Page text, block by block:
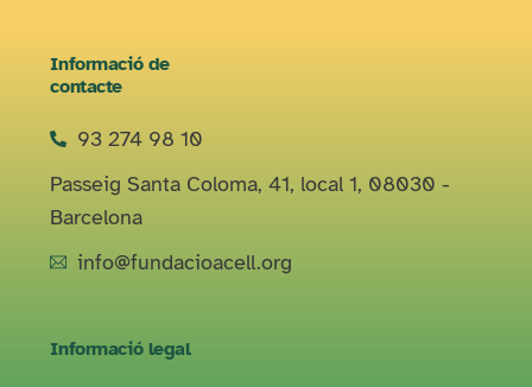
Informació de
contacte
93 274 98 10
Passeig Santa Coloma, 41, local 1, 08030 -
Barcelona
info@fundacioacell.org
Informació legal